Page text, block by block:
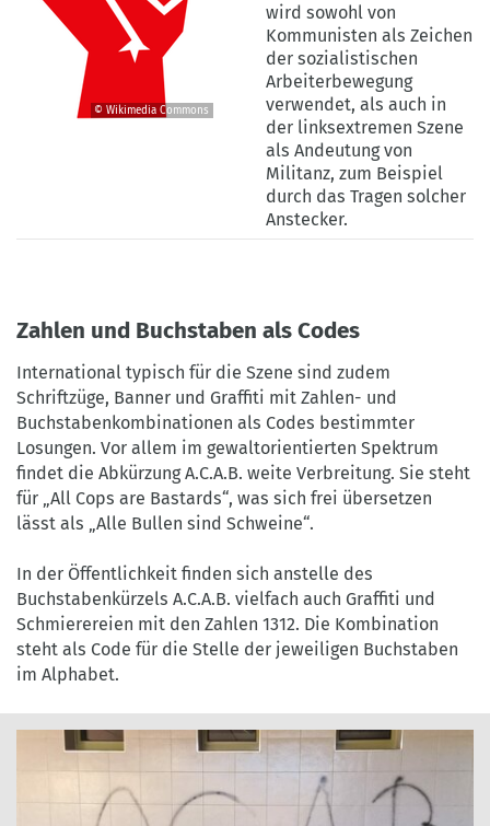
© Wikimedia Commons
wird sowohl von
Kommunisten als Zeichen
der sozialistischen
Arbeiterbewegung
verwendet, als auch in
der linksextremen Szene
als Andeutung von
Militanz, zum Beispiel
durch das Tragen solcher
Anstecker.
Zahlen und Buchstaben als Codes
International typisch für die Szene sind zudem
Schriftzüge, Banner und Graffiti mit Zahlen- und
Buchstabenkombinationen als Codes bestimmter
Losungen. Vor allem im gewaltorientierten Spektrum
findet die Abkürzung A.C.A.B. weite Verbreitung. Sie steht
für „All Cops are Bastards“, was sich frei übersetzen
lässt als „Alle Bullen sind Schweine“.
In der Öffentlichkeit finden sich anstelle des
Buchstabenkürzels A.C.A.B. vielfach auch Graffiti und
Schmierereien mit den Zahlen 1312. Die Kombination
steht als Code für die Stelle der jeweiligen Buchstaben
im Alphabet.